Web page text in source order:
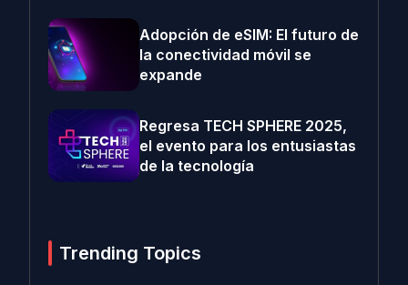
Adopción de eSIM: El futuro de
la conectividad móvil se
expande
Regresa TECH SPHERE 2025,
el evento para los entusiastas
de la tecnología
Trending Topics